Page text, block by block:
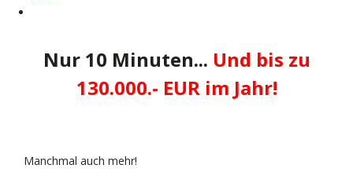
Nur 10 Minuten... Und bis zu
130.000.- EUR im Jahr!
Manchmal auch mehr!